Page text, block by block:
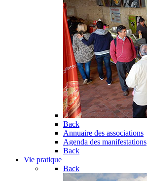
Back
Annuaire des associations
Agenda des manifestations
Back
Vie pratique
Back